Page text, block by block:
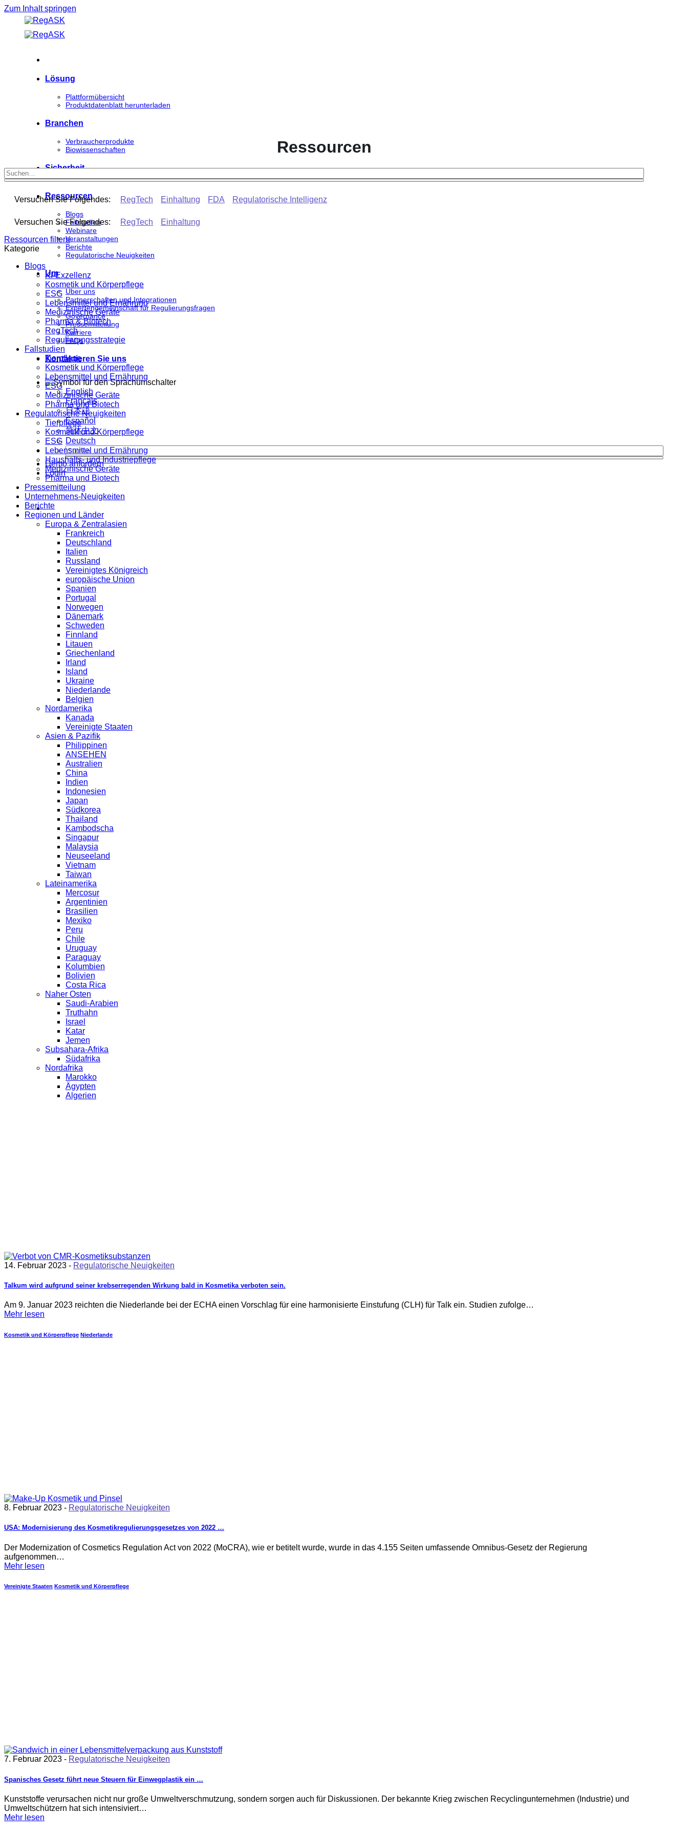
Zum Inhalt springen
Lösung
Plattformübersicht
Produktdatenblatt herunterladen
Branchen
Verbraucherprodukte
Biowissenschaften
Sicherheit
Ressourcen
Blogs
Fallstudien
Webinare
Veranstaltungen
Berichte
Regulatorische Neuigkeiten
Um
Über uns
Partnerschaften und Integrationen
Expertengemeinschaft für Regulierungsfragen
Governance
Pressemitteilung
Karriere
FAQs
Kontaktieren Sie uns
English
Français
日本語
Español
简体中文
Deutsch
Demo anfordern
Login
Ressourcen
Versuchen Sie Folgendes: RegTech Einhaltung FDA Regulatorische Intelligenz
Versuchen Sie Folgendes: RegTech
Einhaltung
Ressourcen filtern
Kategorie
Blogs
KI-Exzellenz
Kosmetik und Körperpflege
ESG
Lebensmittel und Ernährung
Medizinische Geräte
Pharma & Biotech
RegTech
Regulierungsstrategie
Fallstudien
Tierpflege
Kosmetik und Körperpflege
Lebensmittel und Ernährung
ESG
Medizinische Geräte
Pharma und Biotech
Regulatorische Neuigkeiten
Tierpflege
Kosmetik und Körperpflege
ESG
Lebensmittel und Ernährung
Haushalts- und Industriepflege
Medizinische Geräte
Pharma und Biotech
Pressemitteilung
Unternehmens-Neuigkeiten
Berichte
Regionen und Länder
Europa & Zentralasien
Frankreich
Deutschland
Italien
Russland
Vereinigtes Königreich
europäische Union
Spanien
Portugal
Norwegen
Dänemark
Schweden
Finnland
Litauen
Griechenland
Irland
Island
Ukraine
Niederlande
Belgien
Nordamerika
Kanada
Vereinigte Staaten
Asien & Pazifik
Philippinen
ANSEHEN
Australien
China
Indien
Indonesien
Japan
Südkorea
Thailand
Kambodscha
Singapur
Malaysia
Neuseeland
Vietnam
Taiwan
Lateinamerika
Mercosur
Argentinien
Brasilien
Mexiko
Peru
Chile
Uruguay
Paraguay
Kolumbien
Bolivien
Costa Rica
Naher Osten
Saudi-Arabien
Truthahn
Israel
Katar
Jemen
Subsahara-Afrika
Südafrika
Nordafrika
Marokko
Ägypten
Algerien
14. Februar 2023 - Regulatorische Neuigkeiten
Talkum wird aufgrund seiner krebserregenden Wirkung bald in Kosmetika verboten sein.
Am 9. Januar 2023 reichten die Niederlande bei der ECHA einen Vorschlag für eine harmonisierte Einstufung (CLH) für Talk ein. Studien zufolge…
Mehr lesen
Kosmetik und Körperpflege Niederlande
8. Februar 2023 - Regulatorische Neuigkeiten
USA: Modernisierung des Kosmetikregulierungsgesetzes von 2022 …
Der Modernization of Cosmetics Regulation Act von 2022 (MoCRA), wie er betitelt wurde, wurde in das 4.155 Seiten umfassende Omnibus-Gesetz der Regierung
aufgenommen…
Mehr lesen
Vereinigte Staaten Kosmetik und Körperpflege
7. Februar 2023 - Regulatorische Neuigkeiten
Spanisches Gesetz führt neue Steuern für Einwegplastik ein …
Kunststoffe verursachen nicht nur große Umweltverschmutzung, sondern sorgen auch für Diskussionen. Der bekannte Krieg zwischen Recyclingunternehmen (Industrie) und
Umweltschützern hat sich intensiviert…
Mehr lesen